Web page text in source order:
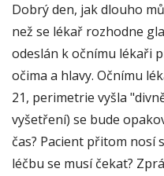
Dobrý den, jak dlouho
než se lékař rozhodne
odeslán k očnímu lékaři
očima a hlavy. Očnímu
21, perimetrie vyšla
vyšetření) se bude
čas? Pacient přitom nosí
léčbu se musí čekat?